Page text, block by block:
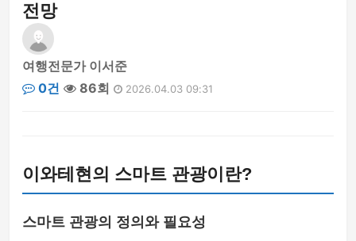
전망
여행전문가 이서준
0건
86회 2026.04.03 09:31
이와테현의 스마트 관광이란?
스마트 관광의 정의와 필요성